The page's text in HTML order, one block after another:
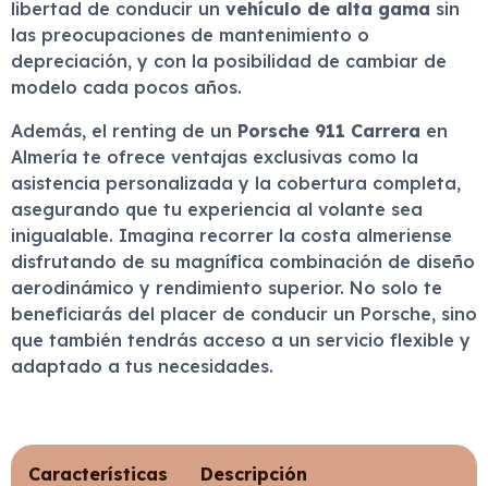
libertad de conducir un vehículo de alta gama sin
las preocupaciones de mantenimiento o
depreciación, y con la posibilidad de cambiar de
modelo cada pocos años.
Además, el renting de un Porsche 911 Carrera en
Almería te ofrece ventajas exclusivas como la
asistencia personalizada y la cobertura completa,
asegurando que tu experiencia al volante sea
inigualable. Imagina recorrer la costa almeriense
disfrutando de su magnífica combinación de diseño
aerodinámico y rendimiento superior. No solo te
beneficiarás del placer de conducir un Porsche, sino
que también tendrás acceso a un servicio flexible y
adaptado a tus necesidades.
Características Descripción